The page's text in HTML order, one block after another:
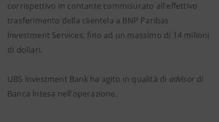
corrispettivo in contante commisurato all’effettivo
trasferimento della clientela a BNP Paribas
Investment Services, fino ad un massimo di 14 milioni
di dollari.
UBS Investment Bank ha agito in qualità di advisordi
Banca Intesa nell’operazione.